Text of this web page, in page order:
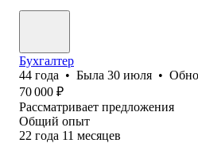
Бухгалтер
44 года • Была 30 июля •
70 000 ₽
Рассматривает предложения
Общий опыт
22 года 11 месяцев